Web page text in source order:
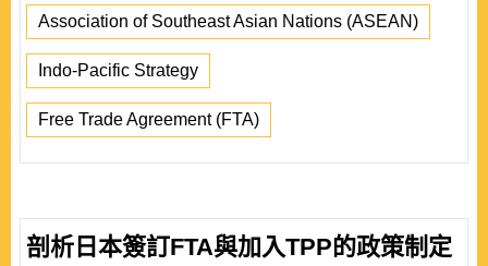
Association of Southeast Asian Nations (ASEAN)
Indo-Pacific Strategy
Free Trade Agreement (FTA)
剖析日本簽訂FTA與加入TPP的政策制定